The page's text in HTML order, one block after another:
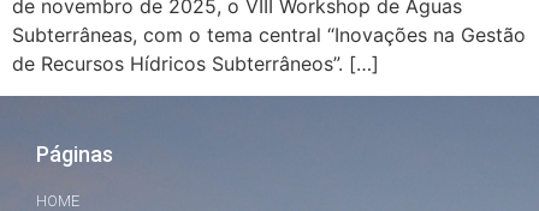
de novembro de 2025, o VIII Workshop de Águas
Subterrâneas, com o tema central “Inovações na Gestão
de Recursos Hídricos Subterrâneos”. […]
Páginas
HOME